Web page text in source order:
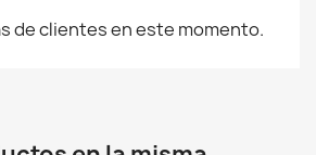
de clientes en este momento.